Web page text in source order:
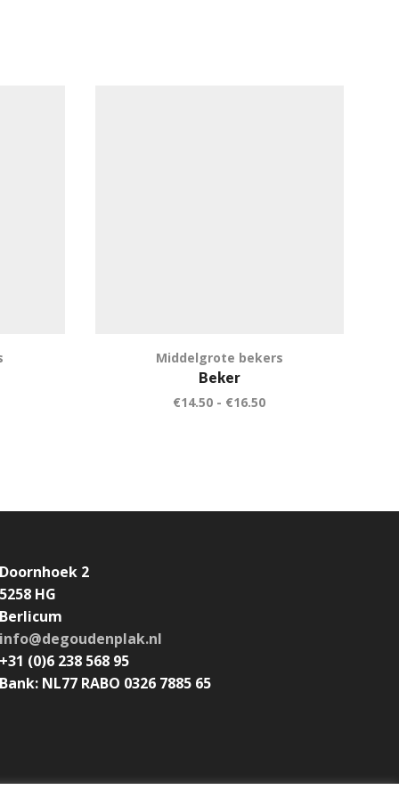
Middelgrote bekers
Beker
€14.50 - €16.50
Doornhoek 2
5258 HG
Berlicum
info@degoudenplak.nl
+31 (0)6 238 568 95
Bank: NL77 RABO 0326 7885 65
Algemene voorwaarden